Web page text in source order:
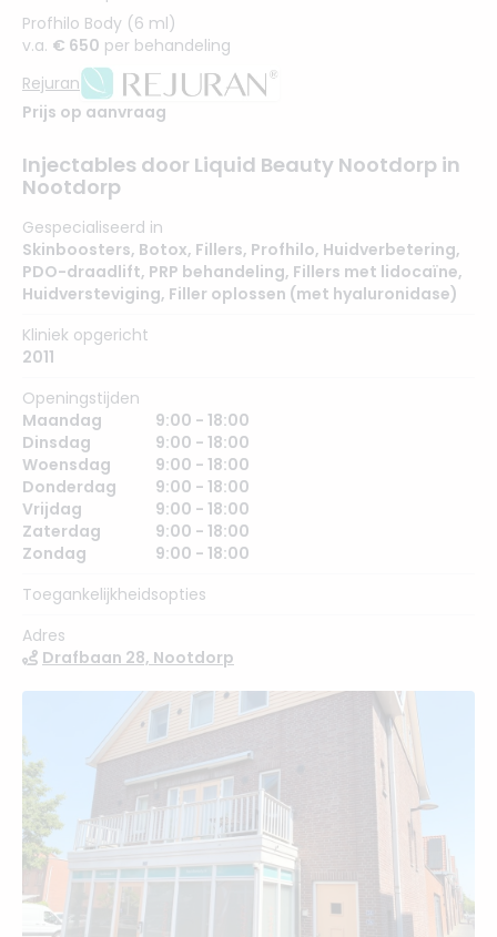
Profhilo Body (6 ml)
v.a. € 650 per behandeling
Rejuran
Prijs op aanvraag
Injectables door Liquid Beauty Nootdorp in
Nootdorp
Gespecialiseerd in
Skinboosters, Botox, Fillers, Profhilo, Huidverbetering,
PDO-draadlift, PRP behandeling, Fillers met lidocaïne,
Huidversteviging, Filler oplossen (met hyaluronidase)
Kliniek opgericht
2011
Openingstijden
Maandag
9:00 - 18:00
Dinsdag
9:00 - 18:00
Woensdag
9:00 - 18:00
Donderdag
9:00 - 18:00
Vrijdag
9:00 - 18:00
Zaterdag
9:00 - 18:00
Zondag
9:00 - 18:00
Toegankelijkheidsopties
Adres
Drafbaan 28, Nootdorp